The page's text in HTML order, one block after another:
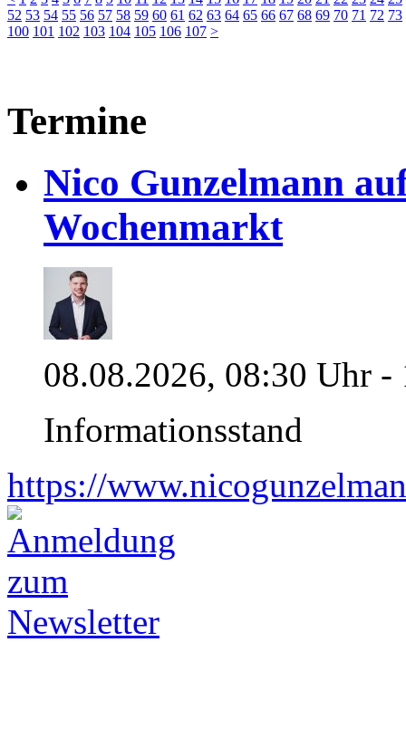
52 53 54 55 56 57 58 59 60 61 62 63 64 65 66 67 68 69 70 71 72 73
100 101 102 103 104 105 106 107 >
Termine
Nico Gunzelmann
Wochenmarkt
08.08.2026, 08:30 Uhr -
Informationsstand
https://